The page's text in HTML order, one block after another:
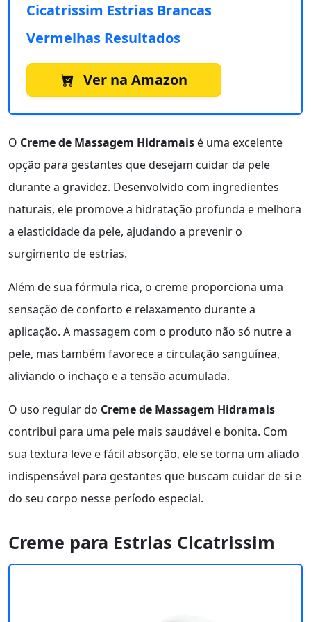
Cicatrissim Estrias Brancas
Vermelhas Resultados
Ver na Amazon
O Creme de Massagem Hidramais é uma excelente
opção para gestantes que desejam cuidar da pele
durante a gravidez. Desenvolvido com ingredientes
naturais, ele promove a hidratação profunda e melhora
a elasticidade da pele, ajudando a prevenir o
surgimento de estrias.
Além de sua fórmula rica, o creme proporciona uma
sensação de conforto e relaxamento durante a
aplicação. A massagem com o produto não só nutre a
pele, mas também favorece a circulação sanguínea,
aliviando o inchaço e a tensão acumulada.
O uso regular do Creme de Massagem Hidramais
contribui para uma pele mais saudável e bonita. Com
sua textura leve e fácil absorção, ele se torna um aliado
indispensável para gestantes que buscam cuidar de si e
do seu corpo nesse período especial.
Creme para Estrias Cicatrissim